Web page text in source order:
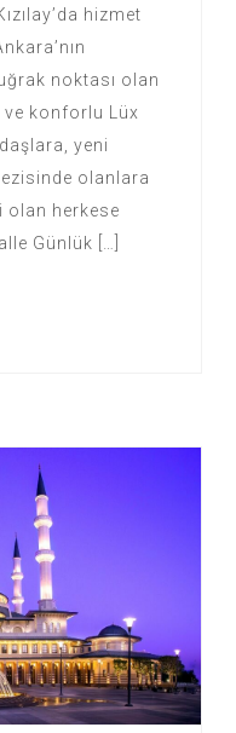
hizmet
noktası olan
ve konforlu Lüx
yeni
olanlara
olan herkese
Günlük […]